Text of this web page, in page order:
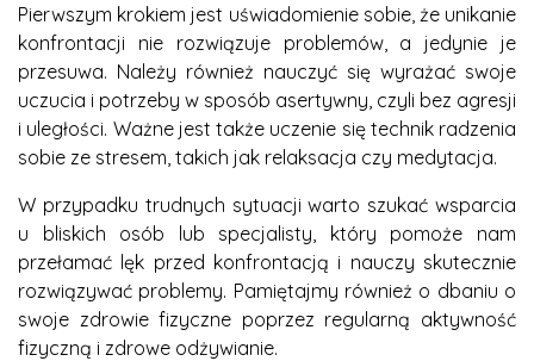
Pierwszym krokiem jest uświadomienie sobie, że unikanie
konfrontacji nie rozwiązuje problemów, a jedynie je
przesuwa. Należy również nauczyć się wyrażać swoje
uczucia i potrzeby w sposób asertywny, czyli bez agresji
i uległości. Ważne jest także uczenie się technik radzenia
sobie ze stresem, takich jak relaksacja czy medytacja.
W przypadku trudnych sytuacji warto szukać wsparcia
u bliskich osób lub specjalisty, który pomoże nam
przełamać lęk przed konfrontacją i nauczy skutecznie
rozwiązywać problemy. Pamiętajmy również o dbaniu o
swoje zdrowie fizyczne poprzez regularną aktywność
fizyczną i zdrowe odżywianie.